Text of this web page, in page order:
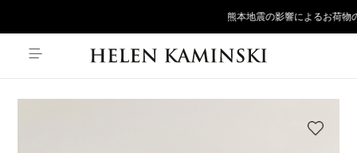
熊本地震の影響によるお荷物